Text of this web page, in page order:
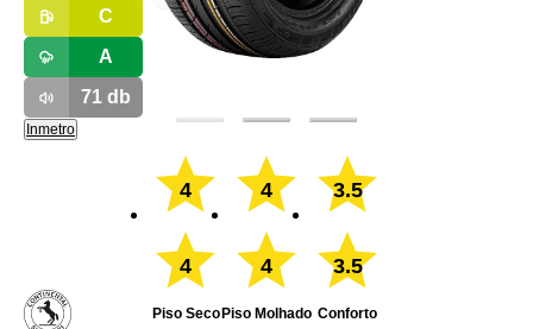
C
A
71db
Inmetro
4
4
Piso Seco
4
4
Piso Molhado
3.5
3.5
Conforto